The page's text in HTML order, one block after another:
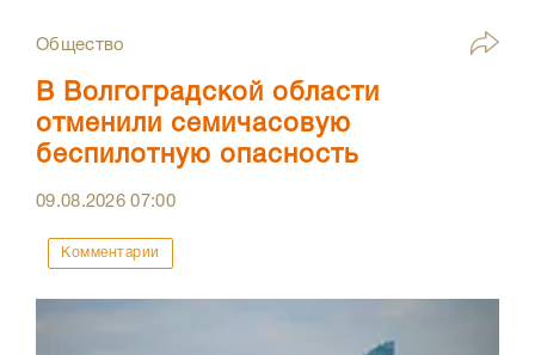
Общество
В Волгоградской области
отменили семичасовую
беспилотную опасность
09.08.202607:00
Комментарии